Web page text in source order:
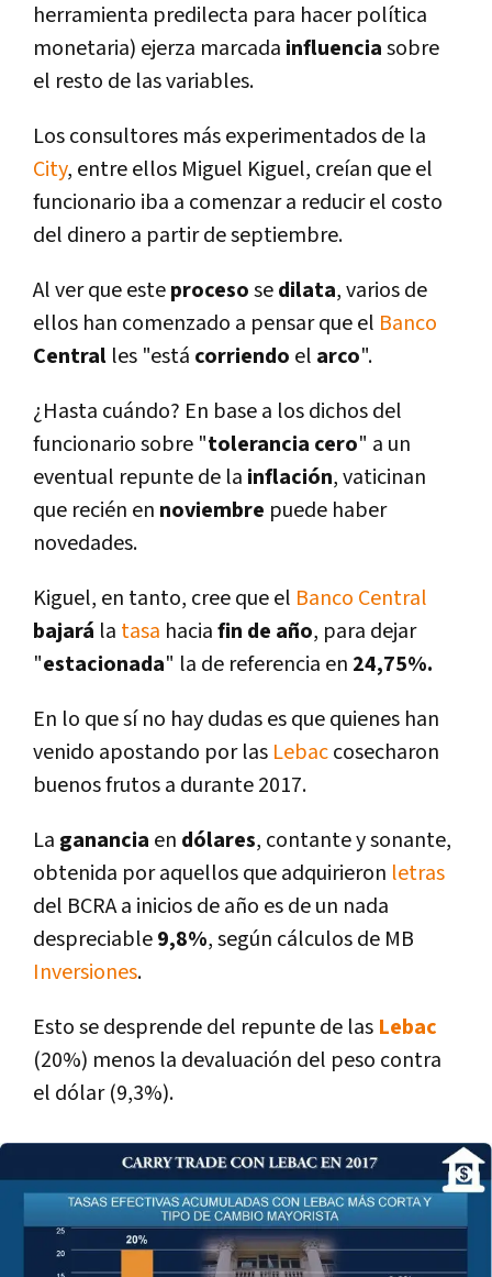
herramienta predilecta para hacer polí­tica
monetaria) ejerza marcada influenciasobre
el resto de las variables.
Los consultores más experimentados de la
City, entre ellos Miguel Kiguel, creí­an que el
funcionario iba a comenzar a reducir el costo
del dinero a partir de septiembre.
Al ver que esteprocesosedilata, varios de
ellos han comenzado a pensar que el Banco
Central les "está corriendo el arco".
¿Hasta cuándo? En base a los dichos del
funcionario sobre "tolerancia cero" a un
eventual repunte de la inflación, vaticinan
que recién en noviembre puede haber
novedades.
Kiguel, en tanto, cree que el Banco Central
bajará la tasa haciafin de año, para dejar
"estacionada" la de referencia en 24,75%.
En lo que sí­ no hay dudas es que quienes han
venido apostando por las Lebaccosecharon
buenos frutos a durante 2017.
La ganancia en dólares, contante y sonante,
obtenida por aquellos que adquirieron letras
del BCRA a inicios de año es de un nada
despreciable9,8%, según cálculos de MB
Inversiones.
Esto se desprende del repunte de las Lebac
(20%) menos la devaluación del peso contra
el dólar (9,3%).